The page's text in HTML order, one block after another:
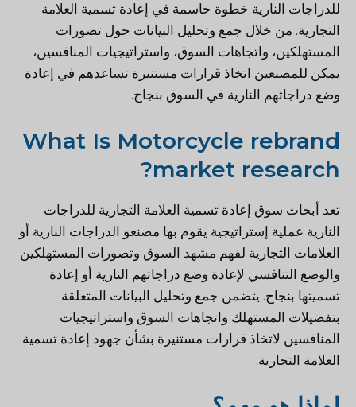
للدراجات النارية خطوة حاسمة في إعادة تسمية العلامة
التجارية. من خلال جمع وتحليل البيانات حول تصورات
المستهلكين، واتجاهات السوق، واستراتيجيات المنافسين،
يمكن للمصنعين اتخاذ قرارات مستنيرة تساعدهم في إعادة
وضع دراجاتهم النارية في السوق بنجاح.
What Is Motorcycle rebrand
market research?
تعد أبحاث سوق إعادة تسمية العلامة التجارية للدراجات
النارية عملية إستراتيجية يقوم بها مصنعو الدراجات النارية أو
العلامات التجارية لفهم مشهد السوق وتصورات المستهلكين
والوضع التنافسي لإعادة وضع دراجاتهم النارية أو إعادة
تسميتها بنجاح. يتضمن جمع وتحليل البيانات المتعلقة
بتفضيلات المستهلك واتجاهات السوق واستراتيجيات
المنافسين لاتخاذ قرارات مستنيرة بشأن جهود إعادة تسمية
العلامة التجارية.